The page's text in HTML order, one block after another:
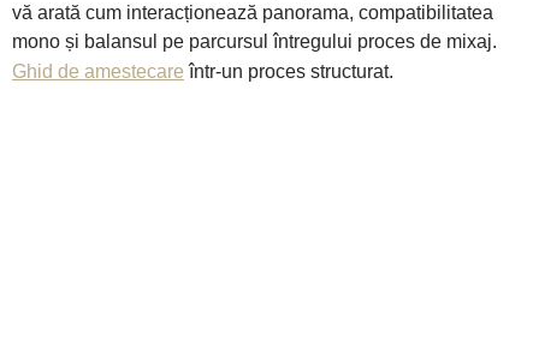
vă arată cum interacționează panorama, compatibilitatea
mono și balansul pe parcursul întregului proces de mixaj.
Ghid de amestecare într-un proces structurat.